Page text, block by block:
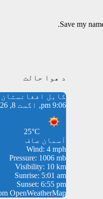
Save my
د هوا حالت
کابل افغانستان
9:06 pm, اگست 8, 2026
25°C
آسمان صاف
Wind: 4 mph
Pressure: 1006 mb
Visibility: 10 km
Sunrise: 5:01 am
Sunset: 6:55 pm
OpenWeatherMap